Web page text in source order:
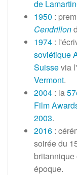
de
1950 :
Cendrillon
1974 :
soviétique
Suissevia l'
Vermont.
2004 : la
Film
2003.
2016 :
soirée du
époque.